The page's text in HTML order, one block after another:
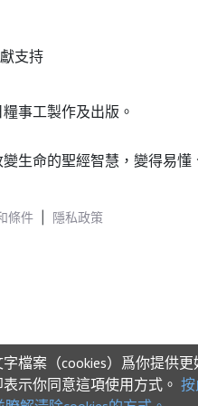
支持
事工製作及出版。
生命的聖經智慧，變得易懂
條件 隱私政策
檔案（cookies）爲你提供
示你同意這項使用方式。